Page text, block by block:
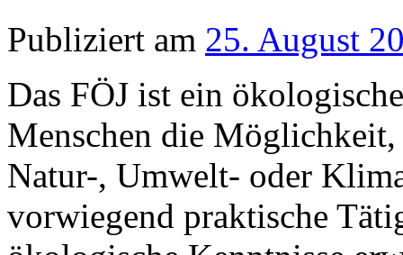
Publiziert am 25. August
Das FÖJ ist ein
Menschen die
Natur-, Umwelt- oder
vorwiegend praktische